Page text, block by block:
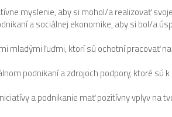
myslenie, aby si mohol/a realizovať
a sociálnej ekonomike, aby si bol/a
mladými ľuďmi, ktorí sú ochotní pracovať
podnikaní a zdrojoch podpory, ktoré sú
a podnikanie mať pozitívny vplyv na